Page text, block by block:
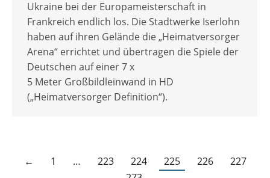
Ukraine bei der Europameisterschaft in
Frankreich endlich los. Die Stadtwerke Iserlohn
haben auf ihren Gelände die „Heimatversorger
Arena“ errichtet und übertragen die Spiele der
Deutschen auf einer 7 x
5 Meter Großbildleinwand in HD
(„Heimatversorger Definition“).
← 1 … 223 224 225 226
227